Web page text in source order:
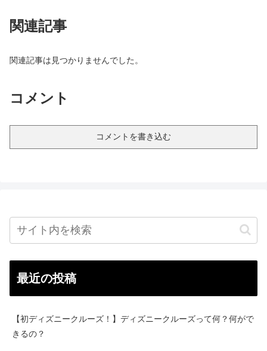
関連記事
関連記事は見つかりませんでした。
コメント
コメントを書き込む
最近の投稿
【初ディズニークルーズ！】ディズニークルーズって何？何がで
きるの？